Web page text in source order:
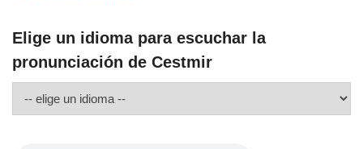
Elige un idioma para escuchar la
pronunciación de Cestmir